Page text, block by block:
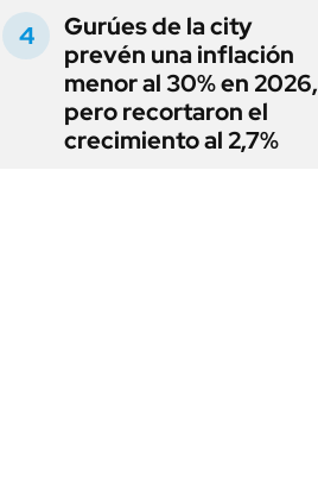
Gurúes de la city
prevén una inflación
menor al 30% en 2026,
pero recortaron el
crecimiento al 2,7%